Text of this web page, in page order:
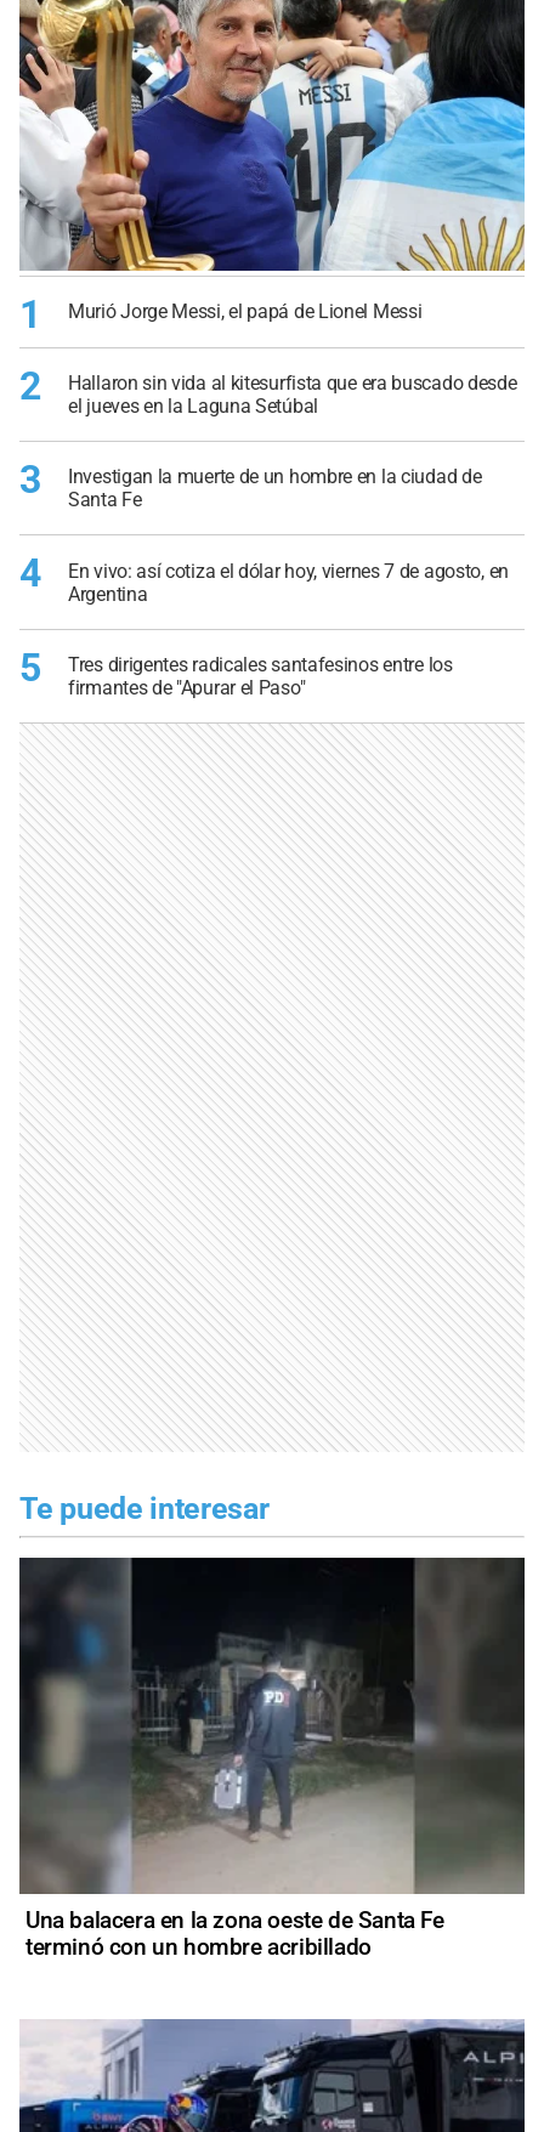
1 Murió Jorge Messi, el papá de Lionel Messi
2
Hallaron sin vida al kitesurfista que era buscado desde
el jueves en la Laguna Setúbal
3
Investigan la muerte de un hombre en la ciudad de
Santa Fe
4
En vivo: así cotiza el dólar hoy, viernes 7 de agosto, en
Argentina
5
Tres dirigentes radicales santafesinos entre los
firmantes de "Apurar el Paso"
Te puede interesar
Una balacera en la zona oeste de Santa Fe
terminó con un hombre acribillado